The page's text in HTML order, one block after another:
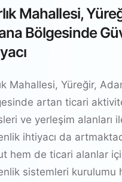
Mahallesi,
Bölgesinde
Mahallesi, Yüreğir,
artan ticari
ve yerleşim alanları
ihtiyacı da
hem de ticari alanlar
sistemleri kurulumu